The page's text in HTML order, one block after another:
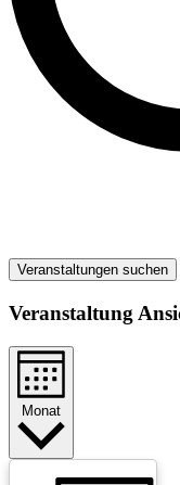
Veranstaltungen suchen
Veranstaltung
Monat